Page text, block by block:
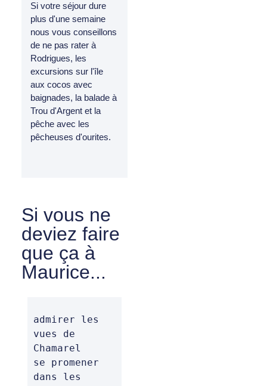
Si votre séjour dure
plus d'une semaine
nous vous conseillons
de ne pas rater à
Rodrigues, les
excursions sur l'île
aux cocos avec
baignades, la balade à
Trou d'Argent et la
pêche avec les
pêcheuses d'ourites.
Si vous ne
deviez faire
que ça à
Maurice...
admirer les
vues de
Chamarel
se promener
dans les